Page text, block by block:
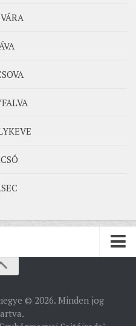
© 2026. Minden jog